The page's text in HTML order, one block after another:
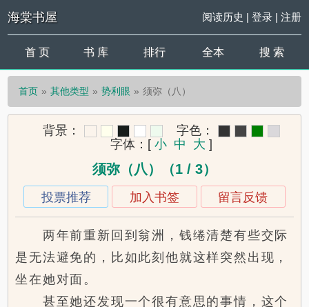
海棠书屋 阅读历史 | 登录| 注册
首 页 书 库 排行 全本 搜 索
首页 其他类型 势利眼 须弥（八）
背景：
字色：
字体： [ 小 中 大 ]
须弥（八）（1 / 3）
投票推荐 加入书签 留言反馈
两年前重新回到翁洲，钱绻清楚有些交际
是无法避免的，比如此刻他就这样突然出现，
坐在她对面。
甚至她还发现一个很有意思的事情，这个